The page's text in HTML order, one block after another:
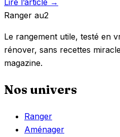
Lire l’article →
Ranger au2
Le rangement utile, testé en
rénover, sans recettes
magazine.
Nos univers
Ranger
Aménager